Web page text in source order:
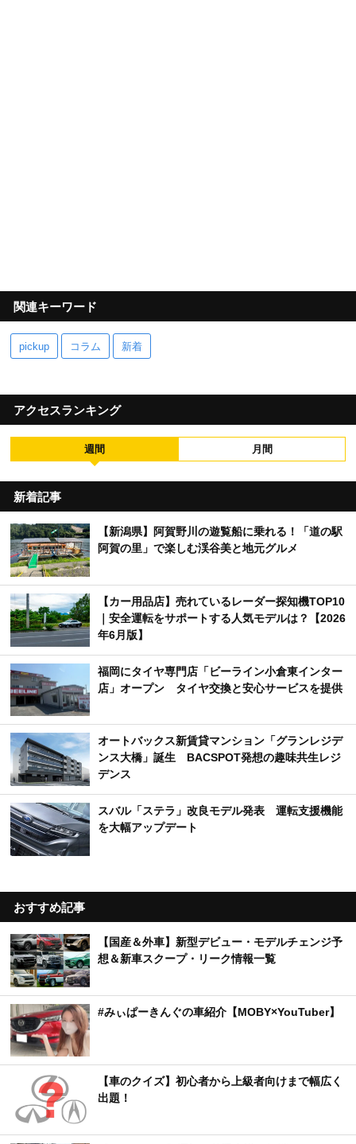
関連キーワード
pickup コラム 新着
アクセスランキング
週間 月間
新着記事
【新潟県】阿賀野川の遊覧船に乗れる！「道の駅
阿賀の里」で楽しむ渓谷美と地元グルメ
【カー用品店】売れているレーダー探知機TOP10
｜安全運転をサポートする人気モデルは？【2026
年6月版】
福岡にタイヤ専門店「ビーライン小倉東インター
店」オープン タイヤ交換と安心サービスを提供
オートバックス新賃貸マンション「グランレジデ
ンス大橋」誕生 BACSPOT発想の趣味共生レジ
デンス
スバル「ステラ」改良モデル発表 運転支援機能
を大幅アップデート
おすすめ記事
【国産＆外車】新型デビュー・モデルチェンジ予
想＆新車スクープ・リーク情報一覧
#みぃぱーきんぐの車紹介【MOBY×YouTuber】
【車のクイズ】初心者から上級者向けまで幅広く
出題！